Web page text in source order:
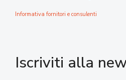
Informativa fornitori e consulenti
Iscriviti alla